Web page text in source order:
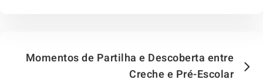
Momentos de Partilha e Descoberta entre
Creche e Pré-Escolar